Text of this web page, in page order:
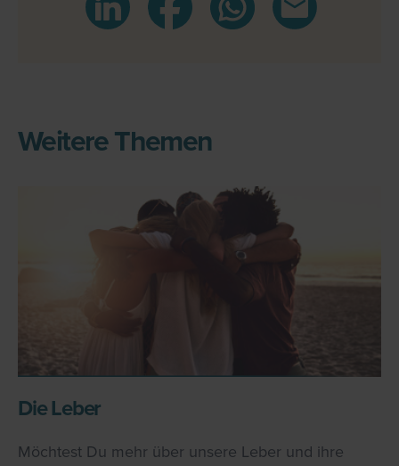
Weitere Themen
Die Leber
Möchtest Du mehr über unsere Leber und ihre